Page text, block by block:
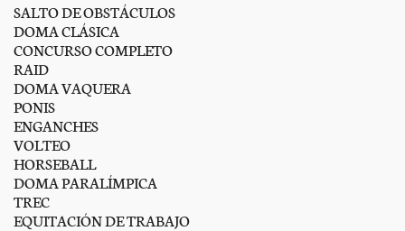
SALTO DE OBSTÁCULOS
DOMA CLÁSICA
CONCURSO COMPLETO
RAID
DOMA VAQUERA
PONIS
ENGANCHES
VOLTEO
HORSEBALL
DOMA PARALÍMPICA
TREC
EQUITACIÓN DE TRABAJO